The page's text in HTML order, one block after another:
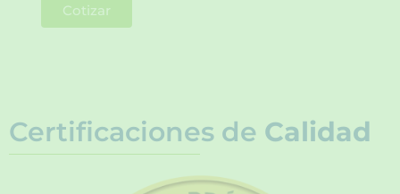
Cotizar
Certificaciones de Calidad